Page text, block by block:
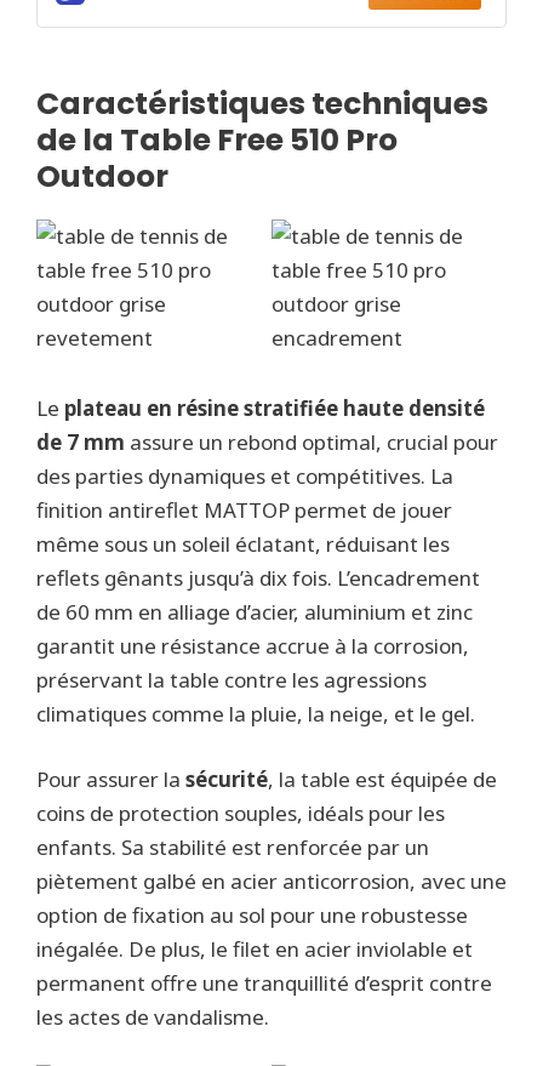
Caractéristiques techniques
de la Table Free 510 Pro
Outdoor
Le plateau en résine stratifiée haute densité
de 7 mm assure un rebond optimal, crucial pour
des parties dynamiques et compétitives. La
finition antireflet MATTOP permet de jouer
même sous un soleil éclatant, réduisant les
reflets gênants jusqu’à dix fois. L’encadrement
de 60 mm en alliage d’acier, aluminium et zinc
garantit une résistance accrue à la corrosion,
préservant la table contre les agressions
climatiques comme la pluie, la neige, et le gel.
Pour assurer la sécurité, la table est équipée de
coins de protection souples, idéals pour les
enfants. Sa stabilité est renforcée par un
piètement galbé en acier anticorrosion, avec une
option de fixation au sol pour une robustesse
inégalée. De plus, le filet en acier inviolable et
permanent offre une tranquillité d’esprit contre
les actes de vandalisme.